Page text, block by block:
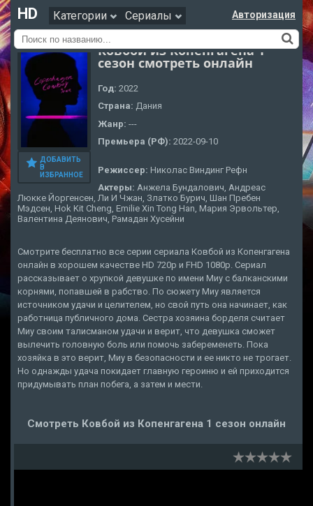
HD Категории Сериалы Авторизация
ДОБАВИТЬ
В
ИЗБРАННОЕ
Ковбой из Копенгагена 1
сезон смотреть онлайн
Год: 2022
Страна: Дания
Жанр: ---
Премьера (РФ): 2022-09-10
Режиссер: Николас Виндинг Рефн
Актеры: Анжела Бундалович, Андреас
Люкке Йоргенсен, Ли И Чжан, Златко Бурич, Шан Пребен
Мэдсен, Hok Kit Cheng, Emilie Xin Tong Han, Мария Эрвольтер,
Валентина Деянович, Рамадан Хусейни
Смотрите бесплатно все серии сериала Ковбой из Копенгагена
онлайн в хорошем качестве HD 720p и FHD 1080p. Сериал
рассказывает о хрупкой девушке по имени Миу с балканскими
корнями, попавшей в рабство. По сюжету Миу является
источником удачи и целителем, но свой путь она начинает, как
работница публичного дома. Сестра хозяина борделя считает
Миу своим талисманом удачи и верит, что девушка сможет
вылечить головную боль или помочь забеременеть. Пока
хозяйка в это верит, Миу в безопасности и ее никто не трогает.
Но однажды удача покидает главную героиню и ей приходится
придумывать план побега, а затем и мести.
Смотреть Ковбой из Копенгагена 1 сезон онлайн